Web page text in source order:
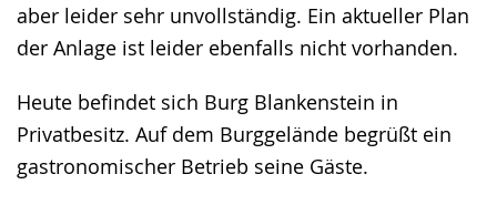
aber leider sehr unvollständig. Ein aktueller Plan
der Anlage ist leider ebenfalls nicht vorhanden.
Heute befindet sich Burg Blankenstein in
Privatbesitz. Auf dem Burggelände begrüßt ein
gastronomischer Betrieb seine Gäste.